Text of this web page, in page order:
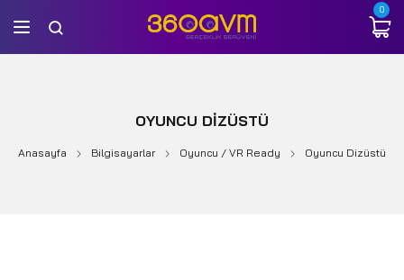
0
OYUNCU DIZÜSTÜ
Anasayfa Bilgisayarlar Oyuncu / VR Ready Oyuncu Dizüstü